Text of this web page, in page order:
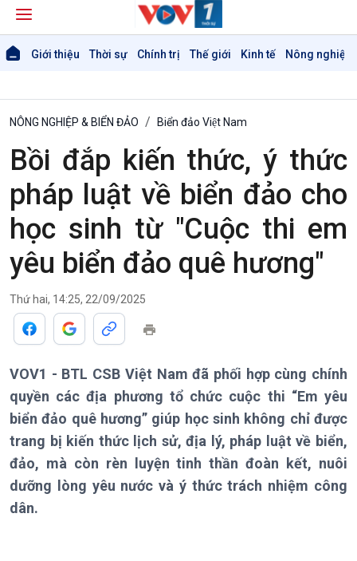
Giới thiệu Thời sự Chính trị Thế giới Kinh tế Nông nghiệp
Giới thiệu
Thời sự
Bản tin
Chuyên mục
Theo dòng Thời sự
NÔNG NGHIỆP & BIỂN ĐẢO Biển đảo Việt Nam
Bồi đắp kiến thức, ý thức
pháp luật về biển đảo cho
học sinh từ "Cuộc thi em
yêu biển đảo quê hương"
Thứ hai, 14:25, 22/09/2025
VOV1 - BTL CSB Việt Nam đã phối hợp cùng chính
quyền các địa phương tổ chức cuộc thi “Em yêu
biển đảo quê hương” giúp học sinh không chỉ được
trang bị kiến thức lịch sử, địa lý, pháp luật về biển,
đảo, mà còn rèn luyện tinh thần đoàn kết, nuôi
dưỡng lòng yêu nước và ý thức trách nhiệm công
dân.